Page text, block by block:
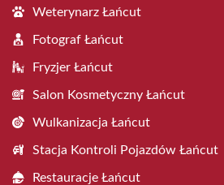
Weterynarz Łańcut
Fotograf Łańcut
Fryzjer Łańcut
Salon Kosmetyczny Łańcut
Wulkanizacja Łańcut
Stacja Kontroli Pojazdów Łańcut
Restauracje Łańcut